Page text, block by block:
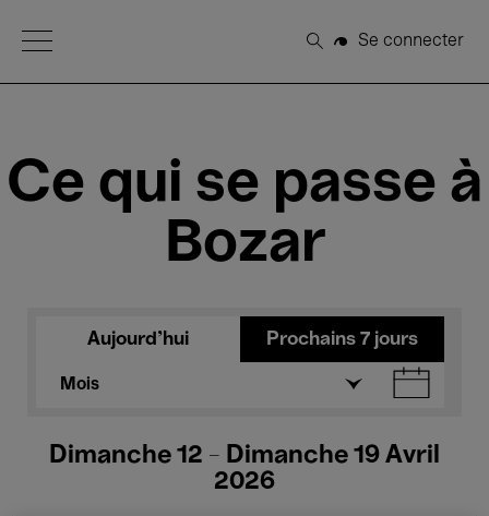
Open Menu
Rechercher
Se connecter
Ce qui se passe à
Bozar
Aujourd'hui Prochains 7 jours
Mois
Dimanche 12 - Dimanche 19 Avril
2026